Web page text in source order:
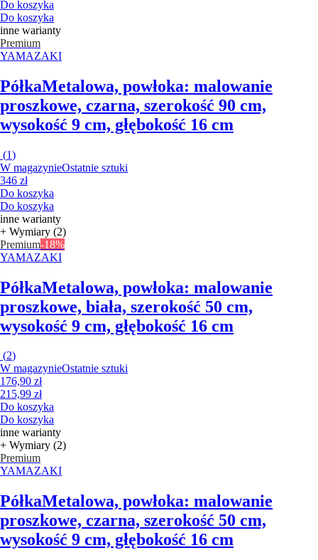
Do koszyka
Do koszyka
inne warianty
Premium
YAMAZAKI
PółkaMetalowa, powłoka: malowanie
proszkowe, czarna, szerokość 90 cm,
wysokość 9 cm, głębokość 16 cm
(1)
W magazynieOstatnie sztuki
346 zł
Do koszyka
Do koszyka
inne warianty
+ Wymiary (2)
Premium-18%
YAMAZAKI
PółkaMetalowa, powłoka: malowanie
proszkowe, biała, szerokość 50 cm,
wysokość 9 cm, głębokość 16 cm
(2)
W magazynieOstatnie sztuki
176,90 zł
215,99 zł
Do koszyka
Do koszyka
inne warianty
+ Wymiary (2)
Premium
YAMAZAKI
PółkaMetalowa, powłoka: malowanie
proszkowe, czarna, szerokość 50 cm,
wysokość 9 cm, głębokość 16 cm